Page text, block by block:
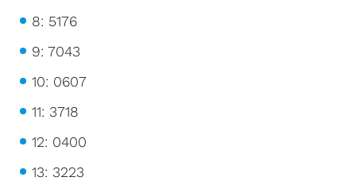
8: 5176
9: 7043
10: 0607
11: 3718
12: 0400
13: 3223